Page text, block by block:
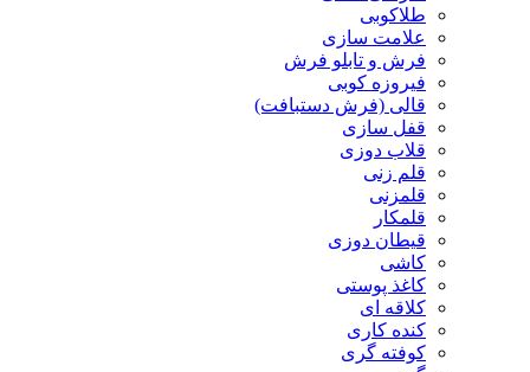
طلاکوبی
علامت سازی
فرش و تابلو فرش
فیروزه کوبی
قالی (فرش دستبافت)
قفل سازی
قلاب دوزی
قلم زنی
قلمزنی
قلمکار
قیطان دوزی
کاشی
کاغذ پوستی
کلاقه ای
کنده کاری
کوفته گری